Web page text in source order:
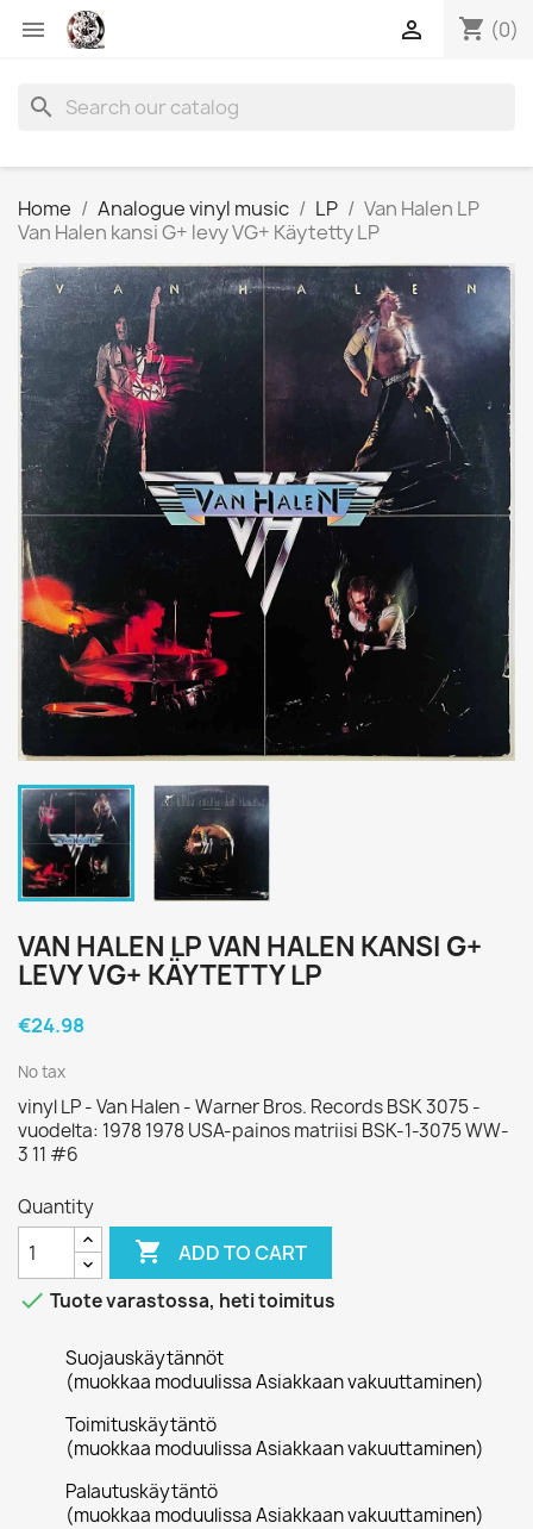
 shopping_cart (0)

search
Home Analogue vinyl music LP
Van Halen LP
Van Halen kansi G+ levy VG+ Käytetty LP
VAN HALEN LP VAN HALEN KANSI G+
LEVY VG+ KÄYTETTY LP
€24.98
No tax
vinyl LP - Van Halen - Warner Bros. Records BSK 3075 -
vuodelta: 1978 1978 USA-painos matriisi BSK-1-3075 WW-
3 11 #6
Quantity
 ADD TO CART
 Tuote varastossa, heti toimitus
Suojauskäytännöt
(muokkaa moduulissa Asiakkaan vakuuttaminen)
Toimituskäytäntö
(muokkaa moduulissa Asiakkaan vakuuttaminen)
Palautuskäytäntö
(muokkaa moduulissa Asiakkaan vakuuttaminen)